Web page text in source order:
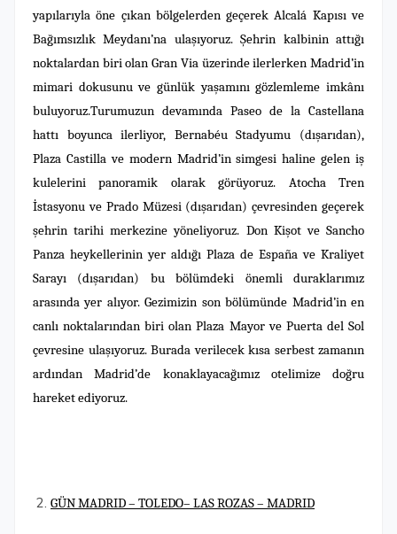
yapılarıyla öne çıkan bölgelerden geçerek Alcalá Kapısı ve
Bağımsızlık Meydanı’na ulaşıyoruz. Şehrin kalbinin attığı
noktalardan biri olan Gran Via üzerinde ilerlerken Madrid’in
mimari dokusunu ve günlük yaşamını gözlemleme imkânı
buluyoruz.Turumuzun devamında Paseo de la Castellana
hattı boyunca ilerliyor, Bernabéu Stadyumu (dışarıdan),
Plaza Castilla ve modern Madrid’in simgesi haline gelen iş
kulelerini panoramik olarak görüyoruz. Atocha Tren
İstasyonu ve Prado Müzesi (dışarıdan) çevresinden geçerek
şehrin tarihi merkezine yöneliyoruz. Don Kişot ve Sancho
Panza heykellerinin yer aldığı Plaza de España ve Kraliyet
Sarayı (dışarıdan) bu bölümdeki önemli duraklarımız
arasında yer alıyor. Gezimizin son bölümünde Madrid’in en
canlı noktalarından biri olan Plaza Mayor ve Puerta del Sol
çevresine ulaşıyoruz. Burada verilecek kısa serbest zamanın
ardından Madrid’de konaklayacağımız otelimize doğru
hareket ediyoruz.
GÜN MADRID – TOLEDO– LAS ROZAS – MADRID